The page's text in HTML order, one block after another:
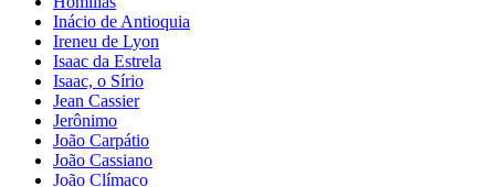
Inácio de Antioquia
Ireneu de Lyon
Isaac da Estrela
Isaac, o Sírio
Jean Cassier
Jerônimo
João Carpátio
João Cassiano
João Clímaco